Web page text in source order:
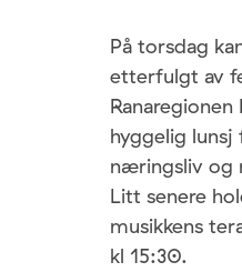
På torsdag
etterfulgt av
hyggelig
næringsliv og
Litt senere
musikkens
kl 15:30.